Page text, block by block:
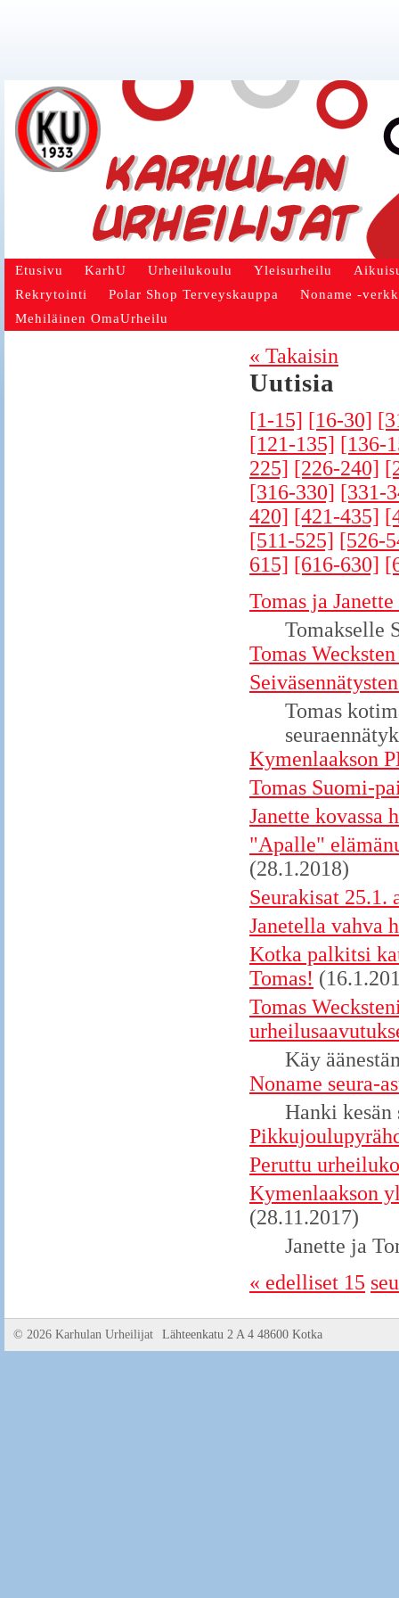
Etusivu KarhU Urheilukoulu Yleisurheilu
Rekrytointi
Polar Shop Terveyskauppa
Noname -
Mehiläinen OmaUrheilu
« Takaisin
Uutisia
[1-15] [16-30]
[121-135] [136-
225] [226-240]
[316-330] [331-
420] [421-435]
[511-525] [526-
615] [616-630]
Tomas ja
Tomakselle
Tomas
Tomas
Kymenlaakson
Tomas Suomi-
Janette kovassa
"Apalle"
(28.1.2018)
Seurakisat
Janetella vahva
Kotka palkitsi
Tomas!
Tomas
Käy
Noname seura-
Hanki kesän
Peruttu
Kymenlaakson
(28.11.2017)
Janette ja
« edelliset 15
© 2026 Karhulan Urheilijat Lähteenkatu 2 A 4 48600 Kotka